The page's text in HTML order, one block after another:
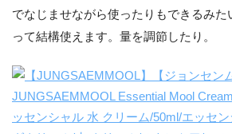
でなじませながら使ったりもできるみた
って結構使えます。量を調節したり。